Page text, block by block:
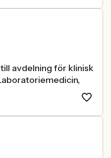
avdelning för klinisk